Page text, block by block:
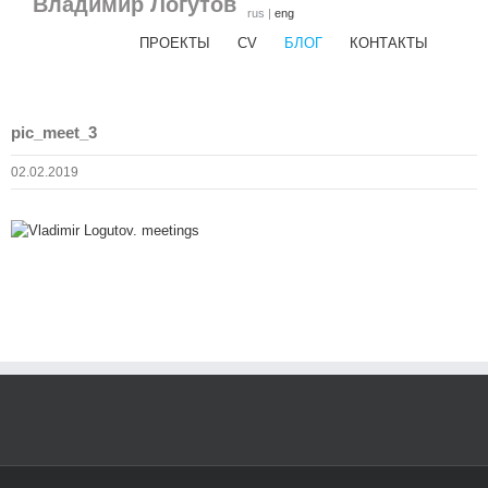
rus | eng
ПРОЕКТЫ CV БЛОГ КОНТАКТЫ
pic_meet_3
02.02.2019